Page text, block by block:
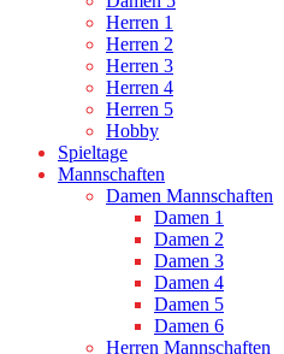
Herren 1
Herren 2
Herren 3
Herren 4
Herren 5
Hobby
Spieltage
Mannschaften
Damen Mannschaften
Damen 1
Damen 2
Damen 3
Damen 4
Damen 5
Damen 6
Herren Mannschaften